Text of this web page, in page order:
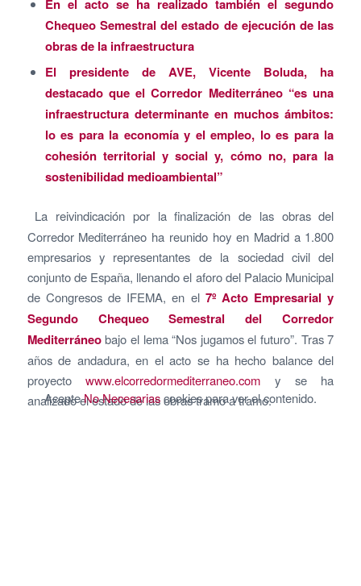
En el acto se ha realizado también el segundo
Chequeo Semestral del estado de ejecución de las
obras de la infraestructura
El presidente de AVE, Vicente Boluda, ha
destacado que el Corredor Mediterráneo “es una
infraestructura determinante en muchos ámbitos:
lo es para la economía y el empleo, lo es para la
cohesión territorial y social y, cómo no, para la
sostenibilidad medioambiental”
La reivindicación por la finalización de las obras del
Corredor Mediterráneo ha reunido hoy en Madrid a 1.800
empresarios y representantes de la sociedad civil del
conjunto de España, llenando el aforo del Palacio Municipal
de Congresos de IFEMA, en el 7º Acto Empresarial y
Segundo Chequeo Semestral del Corredor
Mediterráneobajo el lema “Nos jugamos el futuro”. Tras 7
años de andadura, en el acto se ha hecho balance del
proyectowww.elcorredormediterraneo.com y se ha
analizado el estado de las obras tramo a tramo.
AcepteNo Necesariascookies para ver el contenido.